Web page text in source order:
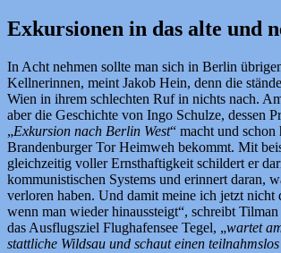
Exkursionen in das alte und
In Acht nehmen sollte man sich in Berlin
Kellnerinnen, meint Jakob Hein, denn die
Wien in ihrem schlechten Ruf in nichts nach.
aber die Geschichte von Ingo Schulze, dessen
„Exkursion nach Berlin West“ macht und schon
Brandenburger Tor Heimweh bekommt. Mit
gleichzeitig voller Ernsthaftigkeit schildert er
kommunistischen Systems und erinnert daran,
verloren haben. Und damit meine ich jetzt nicht
wenn man wieder hinaussteigt“, schreibt
das Ausflugsziel Flughafensee Tegel, „wartet
stattliche Wildsau und schaut einen